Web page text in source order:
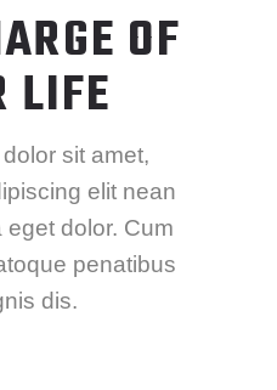
OF
LIFE
sit amet,
elit nean
dolor. Cum
penatibus
dis.